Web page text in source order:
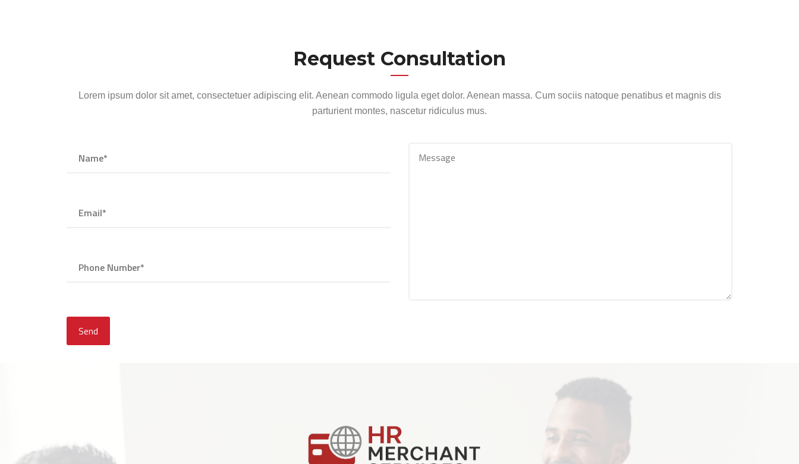
Request Consultation
Lorem ipsum dolor sit amet, consectetuer adipiscing elit. Aenean commodo ligula eget dolor. Aenean massa. Cum sociis natoque penatibus et magnis dis
parturient montes, nascetur ridiculus mus.